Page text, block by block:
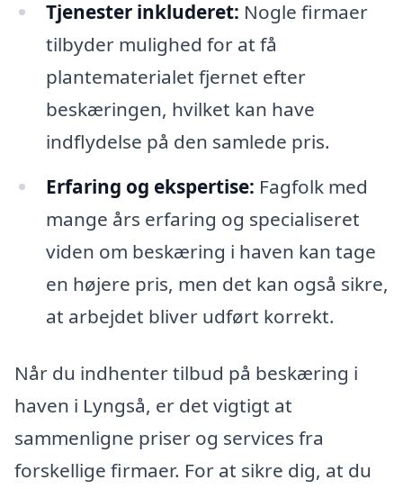
Tjenester inkluderet: Nogle firmaer
tilbyder mulighed for at få
plantematerialet fjernet efter
beskæringen, hvilket kan have
indflydelse på den samlede pris.
Erfaring og ekspertise: Fagfolk med
mange års erfaring og specialiseret
viden om beskæring i haven kan tage
en højere pris, men det kan også sikre,
at arbejdet bliver udført korrekt.
Når du indhenter tilbud på beskæring i
haven i Lyngså, er det vigtigt at
sammenligne priser og services fra
forskellige firmaer. For at sikre dig, at du